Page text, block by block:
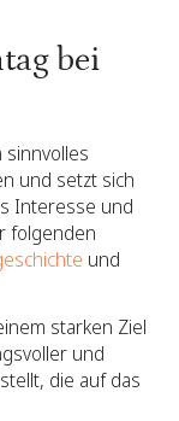
bei
sinnvolles
und setzt sich
Interesse und
folgenden
und
starken Ziel
und
die auf das